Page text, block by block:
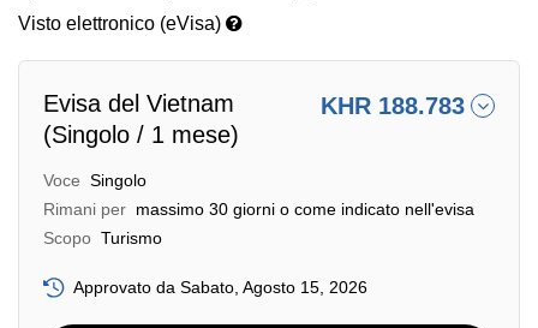
Visto elettronico (eVisa)
Evisa del Vietnam
(Singolo / 1 mese)
KHR 188.783
Voce Singolo
Rimani per massimo 30 giorni o come indicato nell'evisa
Scopo Turismo
Approvato da Sabato, Agosto 15, 2026